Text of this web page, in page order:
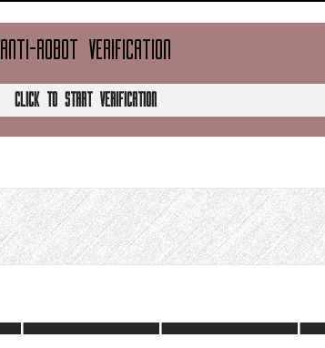
ANTI-ROBOT VERIFICATION
CLICK TO START VERIFICATION